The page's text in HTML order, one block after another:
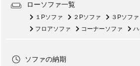
ローソファ一覧
１Pソファ ２Pソファ ３Pソファ
フロアソファ
コーナーソファ ハ
ソファの納期